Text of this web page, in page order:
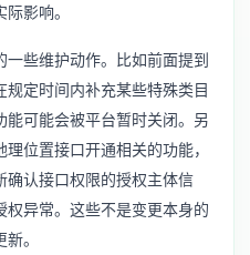
影响。
些维护动作。比如前面提到
定时间内补充某些特殊类目
能可能会被平台暂时关闭。另
理位置接口开通相关的功能，
确认接口权限的授权主体信
权异常。这些不是变更本身的
。